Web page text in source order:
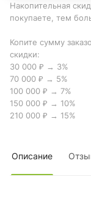
Накопительная
покупаете, тем
Копите сумму
скидки:
30 000 ₽ → 3%
70 000 ₽ → 5%
100 000 ₽ → 7%
150 000 ₽ → 10%
210 000 ₽ → 15%
Описание